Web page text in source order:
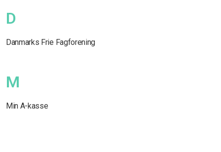
D
Danmarks Frie Fagforening
M
Min A-kasse